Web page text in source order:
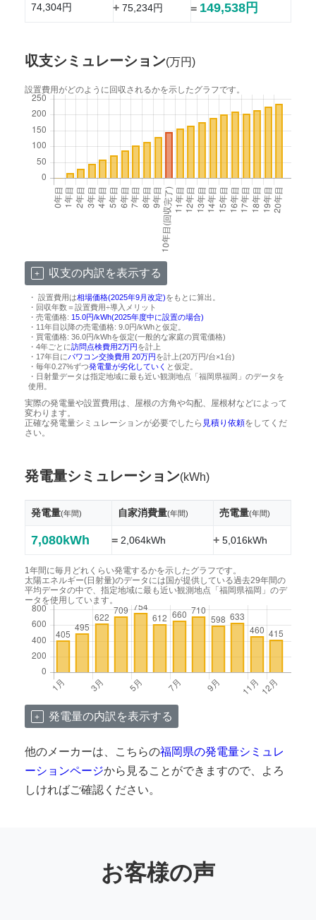
74,304円 +75,234円 = 149,538円
収支シミュレーション(万円)
設置費用がどのように回収されるかを示したグラフです。
収支の内訳を表示する
・ 設置費用は相場価格(2025年9月改定)をもとに算出。
・回収年数＝設置費用÷導入メリット
・売電価格: 15.0円/kWh(2025年度中に設置の場合)
・11年目以降の売電価格: 9.0円/kWhと仮定。
・買電価格: 36.0円/kWhを仮定(一般的な家庭の買電価格)
・4年ごとに訪問点検費用2万円を計上
・17年目にパワコン交換費用 20万円を計上(20万円/台×1台)
・毎年0.27%ずつ発電量が劣化していく と仮定。
・日射量データは指定地域に最も近い観測地点「福岡県福岡」のデータを
使用。
実際の発電量や設置費用は、屋根の方角や勾配、屋根材などによって
変わります。
正確な発電量シミュレーションが必要でしたら 見積り依頼をしてくだ
さい。
発電量シミュレーション(kWh)
発電量(年間) 自家消費量(年間) 売電量(年間)
7,080kWh =2,064kWh +5,016kWh
1年間に毎月どれくらい発電するかを示したグラフです。
太陽エネルギー(日射量)のデータには国が提供している過去29年間の
平均データの中で、指定地域に最も近い観測地点「福岡県福岡」のデ
ータを使用しています。
発電量の内訳を表示する
他のメーカーは、こちらの福岡県の発電量シミュレ
ーションページから見ることができますので、よろ
しければご確認ください。
お客様の声